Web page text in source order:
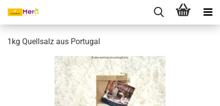
1kg Quellsalz aus Portugal